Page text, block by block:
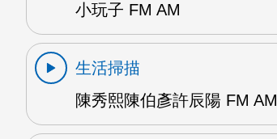
小玩子 FM AM
生活掃描
陳秀熙陳伯彥許辰陽 FM AM